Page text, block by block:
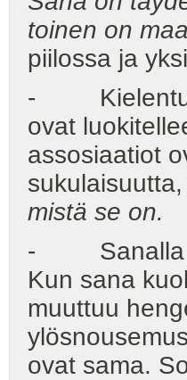
toinen on
piilossa ja
-
ovat
assosiaatiot
mistä se on.
- Sanalla
Kun sana
muuttuu
ovat sama.